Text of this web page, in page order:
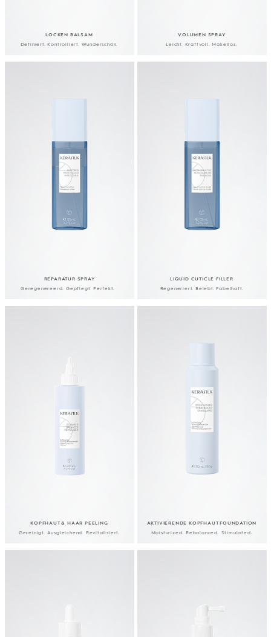
LOCKEN BALSAM
Definiert. Kontrolliert. Wunderschön.
VOLUMEN SPRAY
Leicht. Kraftvoll. Makellos.
REPARATUR SPRAY
Geregenereerd. Gepflegt. Perfekt.
LIQUID CUTICLE FILLER
Regeneriert. Belebt. Fabelhaft.
KOPFHAUT & HAAR PEELING
Gereinigt. Ausgleichend. Revitalisiert.
AKTIVIERENDE KOPFHAUT FOUNDATION
Moisturized. Rebalanced. Stimulated.